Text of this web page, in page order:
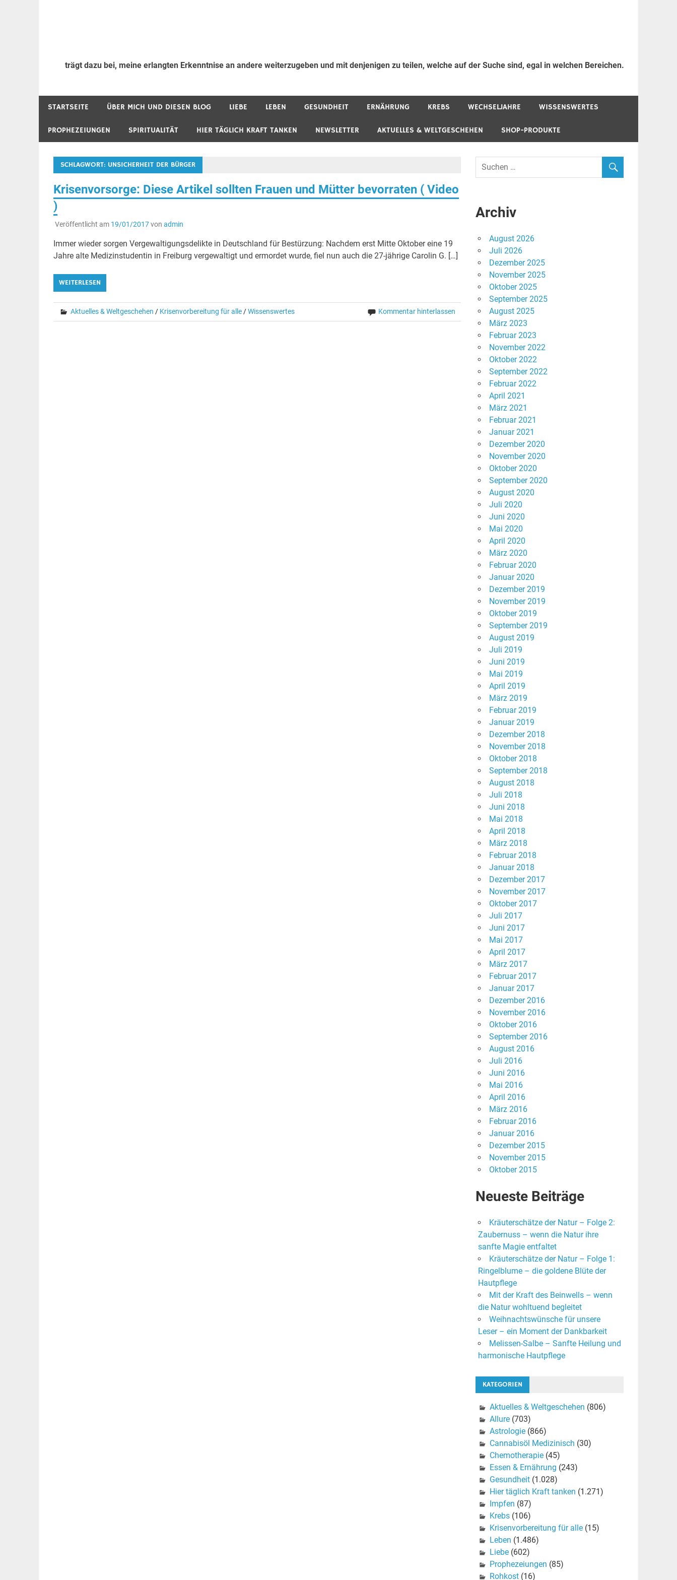
trägt dazu bei, meine erlangten Erkenntnise an andere weiterzugeben und mit denjenigen zu teilen, welche auf der Suche sind, egal in welchen Bereichen.
STARTSEITE ÜBER MICH UND DIESEN BLOG LIEBE LEBEN GESUNDHEIT ERNÄHRUNG KREBS WECHSELJAHRE WISSENSWERTES
PROPHEZEIUNGEN SPIRITUALITÄT HIER TÄGLICH KRAFT TANKEN NEWSLETTER AKTUELLES & WELTGESCHEHEN SHOP-PRODUKTE
SCHLAGWORT: UNSICHERHEIT DER BÜRGER
Krisenvorsorge: Diese Artikel sollten Frauen und Mütter bevorraten ( Video
)
Veröffentlicht am 19/01/2017von admin
Immer wieder sorgen Vergewaltigungsdelikte in Deutschland für Bestürzung: Nachdem erst Mitte Oktober eine 19
Jahre alte Medizinstudentin in Freiburg vergewaltigt und ermordet wurde, fiel nun auch die 27-jährige Carolin G. […]
WEITERLESEN
Aktuelles & Weltgeschehen / Krisenvorbereitung für alle/Wissenswertes Kommentar hinterlassen
Archiv
August 2026
Juli 2026
Dezember 2025
November 2025
Oktober 2025
September 2025
August 2025
März 2023
Februar 2023
November 2022
Oktober 2022
September 2022
Februar 2022
April 2021
März 2021
Februar 2021
Januar 2021
Dezember 2020
November 2020
Oktober 2020
September 2020
August 2020
Juli 2020
Juni 2020
Mai 2020
April 2020
März 2020
Februar 2020
Januar 2020
Dezember 2019
November 2019
Oktober 2019
September 2019
August 2019
Juli 2019
Juni 2019
Mai 2019
April 2019
März 2019
Februar 2019
Januar 2019
Dezember 2018
November 2018
Oktober 2018
September 2018
August 2018
Juli 2018
Juni 2018
Mai 2018
April 2018
März 2018
Februar 2018
Januar 2018
Dezember 2017
November 2017
Oktober 2017
Juli 2017
Juni 2017
Mai 2017
April 2017
März 2017
Februar 2017
Januar 2017
Dezember 2016
November 2016
Oktober 2016
September 2016
August 2016
Juli 2016
Juni 2016
Mai 2016
April 2016
März 2016
Februar 2016
Januar 2016
Dezember 2015
November 2015
Oktober 2015
Neueste Beiträge
Kräuterschätze der Natur – Folge 2:
Zaubernuss – wenn die Natur ihre
sanfte Magie entfaltet
Kräuterschätze der Natur – Folge 1:
Ringelblume – die goldene Blüte der
Hautpflege
Mit der Kraft des Beinwells – wenn
die Natur wohltuend begleitet
Weihnachtswünsche für unsere
Leser – ein Moment der Dankbarkeit
Melissen-Salbe – Sanfte Heilung und
harmonische Hautpflege
KATEGORIEN
Aktuelles & Weltgeschehen (806)
Allure(703)
Astrologie(866)
Cannabisöl Medizinisch (30)
Chemotherapie(45)
Essen & Ernährung (243)
Gesundheit(1.028)
Hier täglich Kraft tanken (1.271)
Impfen (87)
Krebs(106)
Krisenvorbereitung für alle(15)
Leben (1.486)
Liebe(602)
Prophezeiungen (85)
Rohkost(16)